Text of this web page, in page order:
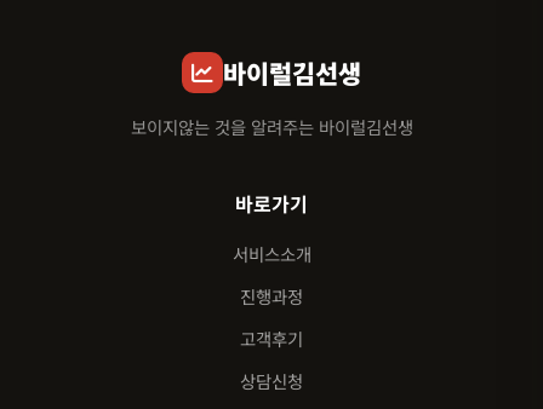
바이럴김선생
보이지않는 것을 알려주는 바이럴김선생
바로가기
서비스소개
진행과정
고객후기
상담신청